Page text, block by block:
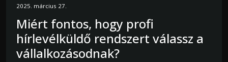
2025. március 27.
Miért fontos, hogy profi
hírlevélküldő rendszert válassz a
vállalkozásodnak?